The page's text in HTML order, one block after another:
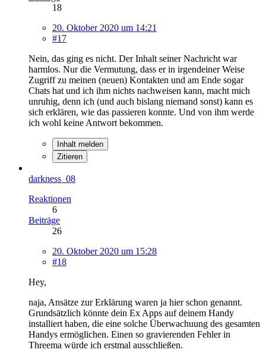
18
20. Oktober 2020 um 14:21
#17
Nein, das ging es nicht. Der Inhalt seiner Nachricht war
harmlos. Nur die Vermutung, dass er in irgendeiner Weise
Zugriff zu meinen (neuen) Kontakten und am Ende sogar
Chats hat und ich ihm nichts nachweisen kann, macht mich
unruhig, denn ich (und auch bislang niemand sonst) kann es
sich erklären, wie das passieren konnte. Und von ihm werde
ich wohl keine Antwort bekommen.
Inhalt melden
Zitieren
darkness_08
Reaktionen
6
Beiträge
26
20. Oktober 2020 um 15:28
#18
Hey,
naja, Ansätze zur Erklärung waren ja hier schon genannt.
Grundsätzlich könnte dein Ex Apps auf deinem Handy
installiert haben, die eine solche Überwachuung des gesamten
Handys ermöglichen. Einen so gravierenden Fehler in
Threema würde ich erstmal ausschließen.